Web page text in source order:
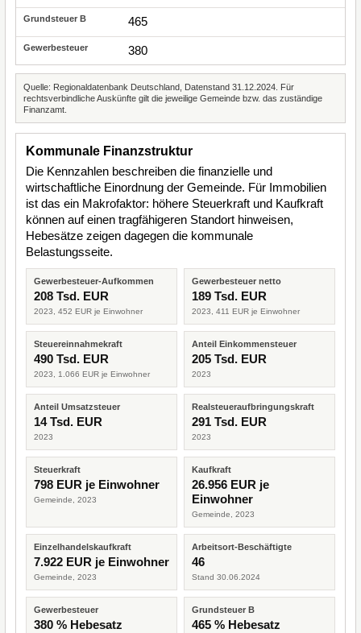
465
380
Quelle: Regionaldatenbank Deutschland, Datenstand 31.12.2024. Für
rechtsverbindliche Auskünfte gilt die jeweilige Gemeinde bzw. das zuständige
Finanzamt.
Kommunale Finanzstruktur
Die Kennzahlen beschreiben die finanzielle und
wirtschaftliche Einordnung der Gemeinde. Für Immobilien
ist das ein Makrofaktor: höhere Steuerkraft und Kaufkraft
können auf einen tragfähigeren Standort hinweisen,
Hebesätze zeigen dagegen die kommunale
Belastungsseite.
Gewerbesteuer-Aufkommen
208 Tsd. EUR
2023, 452 EUR je Einwohner
Gewerbesteuer netto
189 Tsd. EUR
2023, 411 EUR je Einwohner
Steuereinnahmekraft
490 Tsd. EUR
2023, 1.066 EUR je Einwohner
Anteil Einkommensteuer
205 Tsd. EUR
2023
Anteil Umsatzsteuer
14 Tsd. EUR
2023
Realsteueraufbringungskraft
291 Tsd. EUR
2023
Steuerkraft
798 EUR je Einwohner
Gemeinde, 2023
Kaufkraft
26.956 EUR je
Einwohner
Gemeinde, 2023
Einzelhandelskaufkraft
7.922 EUR je Einwohner
Gemeinde, 2023
Arbeitsort-Beschäftigte
46
Stand 30.06.2024
Gewerbesteuer
380 % Hebesatz
Grundsteuer B
465 % Hebesatz